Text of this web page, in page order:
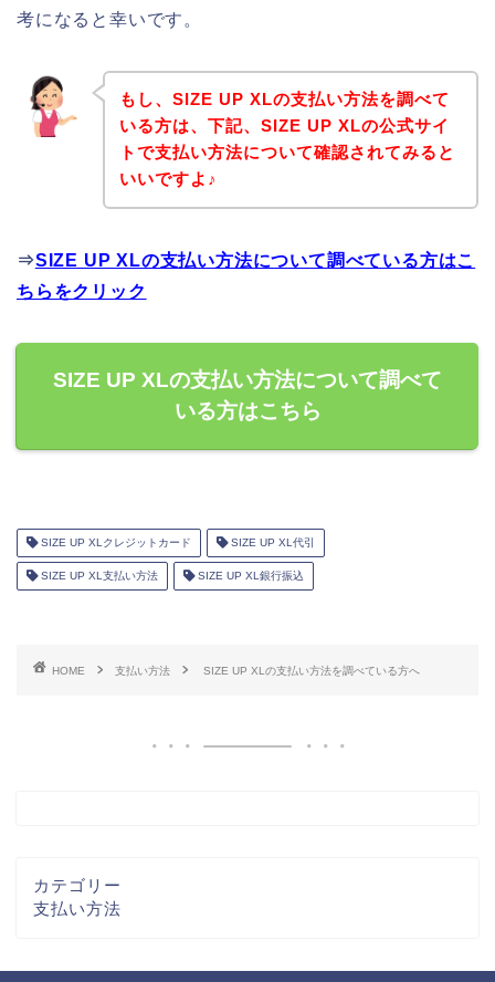
考になると幸いです。
もし、SIZE UP XLの支払い方法を調べて
いる方は、下記、SIZE UP XLの公式サイ
トで支払い方法について確認されてみると
いいですよ♪
⇒SIZE UP XLの支払い方法について調べている方はこ
ちらをクリック
SIZE UP XLの支払い方法について調べて
いる方はこちら
SIZE UP XLクレジットカード SIZE UP XL代引
SIZE UP XL支払い方法 SIZE UP XL銀行振込
HOME 支払い方法 SIZE UP XLの支払い方法を調べている方へ
カテゴリー
支払い方法